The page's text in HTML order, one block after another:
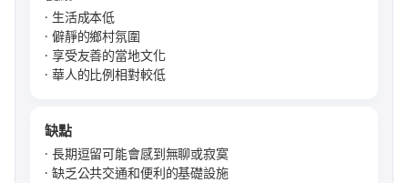
生活成本低
僻靜的鄉村氛圍
享受友善的當地文化
華人的比例相對較低
缺點
長期逗留可能會感到無聊或寂寞
缺乏公共交通和便利的基礎設施